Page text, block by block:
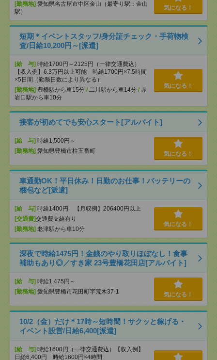
[勤務地] 愛知県名古屋市中区金山（最寄り駅：金山
駅）
気になる！
短期＊イベントスタッフ/身分証チェック・手荷物検
査/日給10,200円～[派遣]
[給 与] 時給1700円～2125円（一律交通費込）
【収入例】6.3万円以上可能 時給1700円×7.5時間
×5日間（勤務日数により異なる）
[勤務地] 豊橋駅から車15分 / 二川駅から車14分 / 赤
岩口駅から車10分
気になる！
接客が初めてでも安心スタート[アルバイト]
[給 与] 時給1,500円～
[勤務地] 愛知県豊橋市柱五番町 気になる！
車通勤OK！平日休み！日勤のお仕事！バッテリーの
梱包など[派遣]
[給 与] 時給1400円 【月収例】206400円以上
[交通費]交通費支給有り
[勤務地] 老津駅から車10分
気になる！
深夜で時給1475円！金銭のやり取りほぼなし！食事
補助もあり◎／すき家 23号豊橋花田店[アルバイト]
[給 与] 時給1,475円～
[勤務地] 愛知県豊橋市花田町字荒木37-1 気になる！
10/2（金）だけ＊17時～短時間！サクッと稼げる・
イベント設営/日給6,400[派遣]
[給 与] 時給1600円（一律交通費込）【収入例】
日給6,400円 時給1600円×4時間